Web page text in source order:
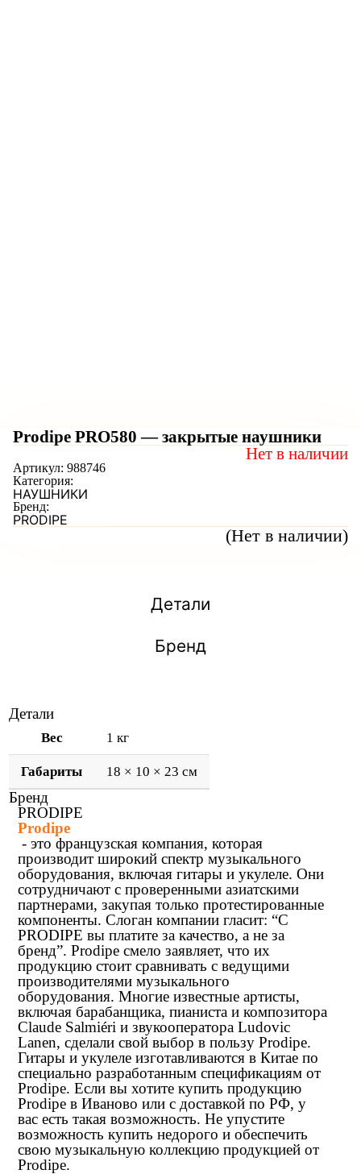
Prodipe PRO580 — закрытые наушники
(Нет в наличии)
Нет в наличии
Артикул: 988746
Категория:
НАУШНИКИ
Бренд:
PRODIPE
Детали
Бренд
Детали
Вес 1 кг
Габариты 18 × 10 × 23 см
Бренд
PRODIPE
Prodipe
- это французская компания, которая
производит широкий спектр музыкального
оборудования, включая гитары и укулеле. Они
сотрудничают с проверенными азиатскими
партнерами, закупая только протестированные
компоненты. Слоган компании гласит: “С
PRODIPE вы платите за качество, а не за
бренд”. Prodipe смело заявляет, что их
продукцию стоит сравнивать с ведущими
производителями музыкального
оборудования. Многие известные артисты,
включая барабанщика, пианиста и композитора
Claude Salmiéri и звукооператора Ludovic
Lanen, сделали свой выбор в пользу Prodipe.
Гитары и укулеле изготавливаются в Китае по
специально разработанным спецификациям от
Prodipe. Если вы хотите купить продукцию
Prodipe в Иваново или с доставкой по РФ, у
вас есть такая возможность. Не упустите
возможность купить недорого и обеспечить
свою музыкальную коллекцию продукцией от
Prodipe.